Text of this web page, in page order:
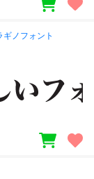
ギノフォント